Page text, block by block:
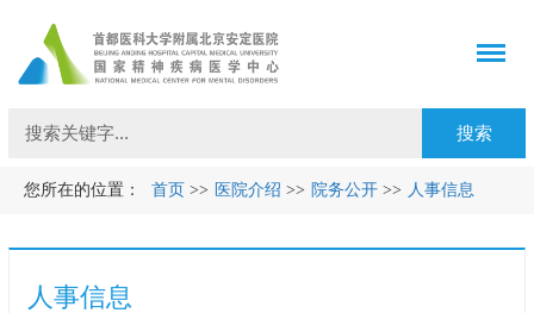
您所在的位置： 首页 >> 医院介绍 >> 院务公开 >> 人事信息
人事信息